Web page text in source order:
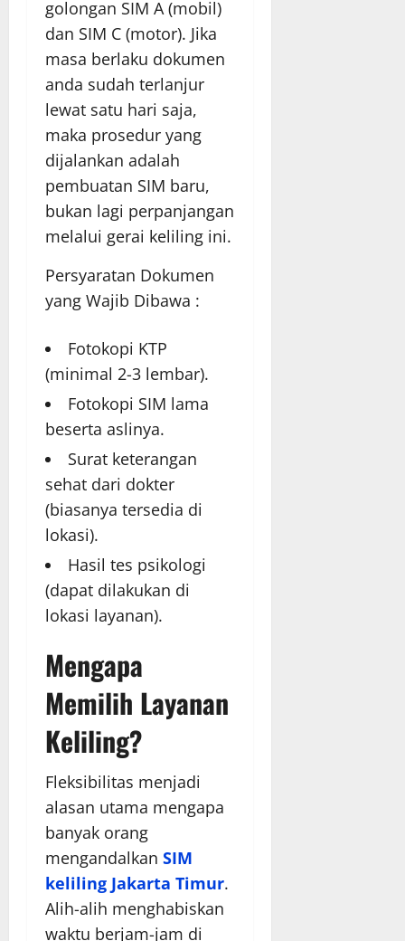
golongan SIM A (mobil)
dan SIM C (motor). Jika
masa berlaku dokumen
anda sudah terlanjur
lewat satu hari saja,
maka prosedur yang
dijalankan adalah
pembuatan SIM baru,
bukan lagi perpanjangan
melalui gerai keliling ini.
Persyaratan Dokumen
yang Wajib Dibawa :
Fotokopi KTP
(minimal 2-3 lembar).
Fotokopi SIM lama
beserta aslinya.
Surat keterangan
sehat dari dokter
(biasanya tersedia di
lokasi).
Hasil tes psikologi
(dapat dilakukan di
lokasi layanan).
Mengapa
Memilih Layanan
Keliling?
Fleksibilitas menjadi
alasan utama mengapa
banyak orang
mengandalkan SIM
keliling Jakarta Timur.
Alih-alih menghabiskan
waktu berjam-jam di